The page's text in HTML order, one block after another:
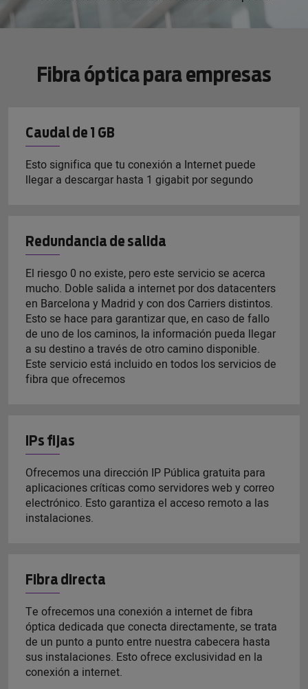
Fibra óptica para empresas
Caudal de 1 GB
Esto significa que tu conexión a Internet puede
llegar a descargar hasta 1 gigabit por segundo
Redundancia de salida
El riesgo 0 no existe, pero este servicio se acerca
mucho. Doble salida a internet por dos datacenters
en Barcelona y Madrid y con dos Carriers distintos.
Esto se hace para garantizar que, en caso de fallo
de uno de los caminos, la información pueda llegar
a su destino a través de otro camino disponible.
Este servicio está incluido en todos los servicios de
fibra que ofrecemos
IPs fijas
Ofrecemos una dirección IP Pública gratuita para
aplicaciones críticas como servidores web y correo
electrónico. Esto garantiza el acceso remoto a las
instalaciones.
Fibra directa
Te ofrecemos una conexión a internet de fibra
óptica dedicada que conecta directamente, se trata
de un punto a punto entre nuestra cabecera hasta
sus instalaciones. Esto ofrece exclusividad en la
conexión a internet.